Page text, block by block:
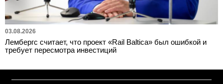
03.08.2026
Лембергс считает, что проект «Rail Baltica» был ошибкой и
требует пересмотра инвестиций